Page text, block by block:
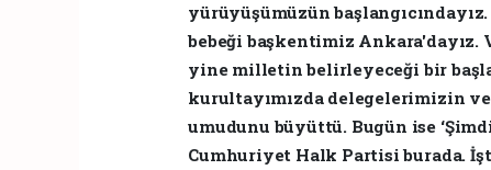
yürüyüşümüzün
bebeği başkentimiz
yine milletin belirleyeceği bir
kurultayımızda delegelerimizin
umudunu büyüttü. Bugün ise
Cumhuriyet Halk Partisi burada.